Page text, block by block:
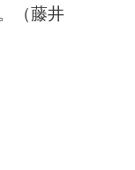
（藤井